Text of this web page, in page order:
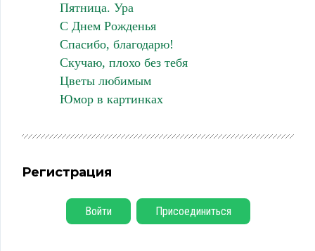
Пятница. Ура
С Днем Рожденья
Спасибо, благодарю!
Скучаю, плохо без тебя
Цветы любимым
Юмор в картинках
Регистрация
Войти Присоединиться